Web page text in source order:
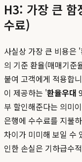
H3: 가장 큰 함
수료)
사실상 가장 큰 비용은
의 기준 환율(매매기준
붙여 고객에게 적용합
이 제공하는 '환율우대
부 할인해준다는 의미
은행에 수수료를 지불
차이가 미미해 보일 수
인한 손실은 기하급수